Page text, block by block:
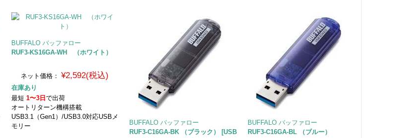
BUFFALO バッファロー
RUF3-KS16GA-WH （ホワイト）
ネット価格： ¥2,592(税込)
在庫あり
最短1〜3日で出荷
オートリターン機構搭載
USB3.1（Gen1）/USB3.0対応USBメ
モリー
BUFFALO バッファロー
RUF3-C16GA-BK （ブラック） [USB
BUFFALO バッファロー
RUF3-C16GA-BL （ブルー）